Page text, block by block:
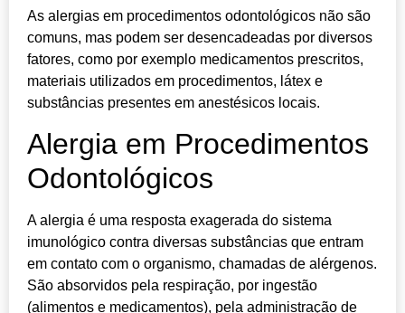
As alergias em procedimentos odontológicos não são
comuns, mas podem ser desencadeadas por diversos
fatores, como por exemplo medicamentos prescritos,
materiais utilizados em procedimentos, látex e
substâncias presentes em anestésicos locais.
Alergia em Procedimentos
Odontológicos
A alergia é uma resposta exagerada do sistema
imunológico contra diversas substâncias que entram
em contato com o organismo, chamadas de alérgenos.
São absorvidos pela respiração, por ingestão
(alimentos e medicamentos), pela administração de